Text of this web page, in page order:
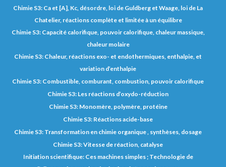
Chimie S3: Ca et [A], Kc, désordre, loi de Guldberg et Waage, loi de La
Chatelier, réactions complète et limitée à un équilibre
Chimie S3: Capacité calorifique, pouvoir calorifique, chaleur massique,
chaleur molaire
Chimie S3: Chaleur, réactions exo- et endothermiques, enthalpie, et
variation d’enthalpie
Chimie S3: Combustible, comburant, combustion, pouvoir calorifique
Chimie S3: Les réactions d’oxydo-réduction
Chimie S3: Monomère, polymère, protéine
Chimie S3: Réactions acide-base
Chimie S3: Transformation en chimie organique , synthèses, dosage
Chimie S3: Vitesse de réaction, catalyse
Initiation scientifique: Ces machines simples ; Technologie de